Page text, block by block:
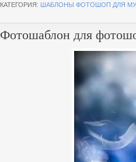
КАТЕГОРИЯ: ШАБЛОНЫ ФОТОШОП ДЛЯ
Фотошаблон для